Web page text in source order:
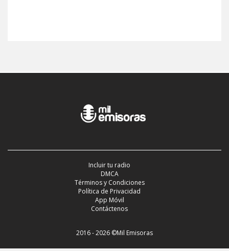
Incluir tu radio
DMCA
Términos y Condiciones
Política de Privacidad
App Móvil
Contáctenos
2016 - 2026 ©Mil Emisoras